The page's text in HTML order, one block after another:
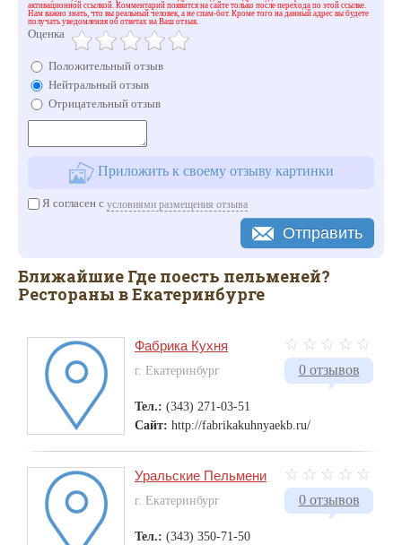
активационной ссылкой. Комментарий появится на сайте только после перехода по этой ссылке.
Нам важно знать, что вы реальный человек, а не спам-бот. Кроме того на данный адрес вы будете
получать уведомления об ответах на Ваш отзыв.
Оценка
Положительный отзыв
Нейтральный отзыв
Отрицательный отзыв
Приложить к своему отзыву картинки
Я согласен с условиями размещения отзыва
Отправить
Ближайшие Где поесть пельменей?
Рестораны в Екатеринбурге
0 отзывов
Фабрика Кухня
г. Екатеринбург
Тел.: (343) 271-03-51
Сайт: http://fabrikakuhnyaekb.ru/
0 отзывов
Уральские Пельмени
г. Екатеринбург
Тел.: (343) 350-71-50